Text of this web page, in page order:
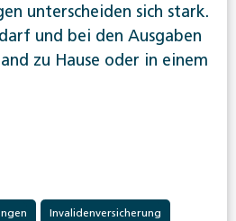
unterscheiden sich stark.
und bei den Ausgaben
zu Hause oder in einem
Invalidenversicherung